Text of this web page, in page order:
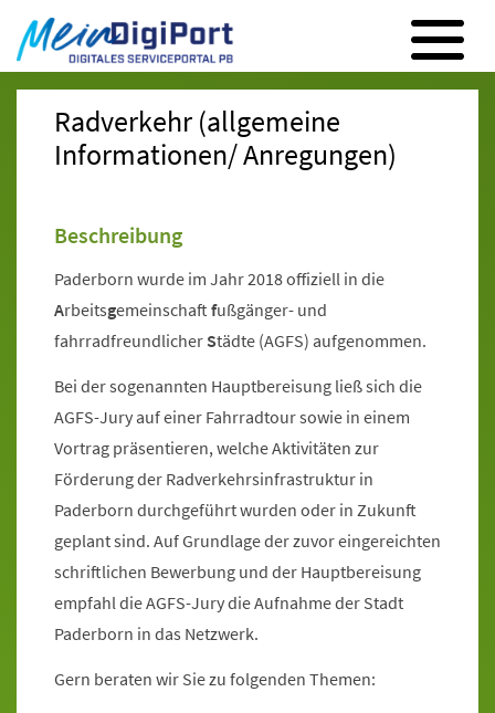
Digitales Serviceportal Paderborn
Zur Hauptnavigation
Zum Inhalt
Zum Footer
Radverkehr (allgemeine
Informationen/ Anregungen)
Beschreibung
Paderborn wurde im Jahr 2018 offiziell in die
Arbeitsgemeinschaftfußgänger- und
fahrradfreundlicher Städte (AGFS) aufgenommen.
Bei der sogenannten Hauptbereisung ließ sich die
AGFS-Jury auf einer Fahrradtour sowie in einem
Vortrag präsentieren, welche Aktivitäten zur
Förderung der Radverkehrsinfrastruktur in
Paderborn durchgeführt wurden oder in Zukunft
geplant sind. Auf Grundlage der zuvor eingereichten
schriftlichen Bewerbung und der Hauptbereisung
empfahl die AGFS-Jury die Aufnahme der Stadt
Paderborn in das Netzwerk.
Gern beraten wir Sie zu folgenden Themen: